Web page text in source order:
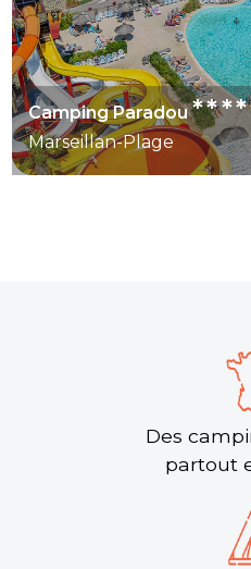
Camping Paradou
Marseillan-Plage
Des
partout